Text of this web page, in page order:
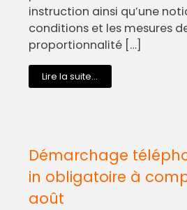
instruction ainsi qu’une
conditions et les mesures
proportionnalité […]
Lire la suite...
Démarchage
in obligatoire à
août